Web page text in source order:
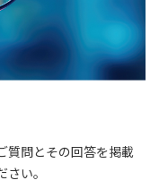
質問とその回答を掲載
い。